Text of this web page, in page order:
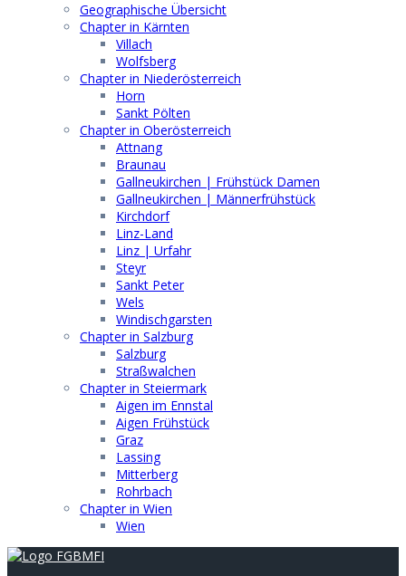
Geographische Übersicht
Chapter in Kärnten
Villach
Wolfsberg
Chapter in Niederösterreich
Horn
Sankt Pölten
Chapter in Oberösterreich
Attnang
Braunau
Gallneukirchen | Frühstück Damen
Gallneukirchen | Männerfrühstück
Kirchdorf
Linz-Land
Linz | Urfahr
Steyr
Sankt Peter
Wels
Windischgarsten
Chapter in Salzburg
Salzburg
Straßwalchen
Chapter in Steiermark
Aigen im Ennstal
Aigen Frühstück
Graz
Lassing
Mitterberg
Rohrbach
Chapter in Wien
Wien